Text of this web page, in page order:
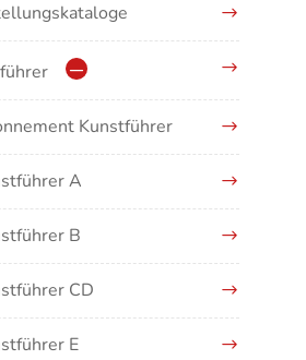
Barock/19.
Kunstführer
A
B
CD
E